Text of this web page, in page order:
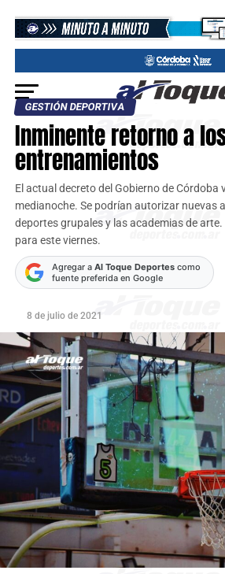
GESTIÓN DEPORTIVA
Inminente retorno a
entrenamientos
El actual decreto del Gobierno de Córdoba
medianoche. Se podrían autorizar nuevas
deportes grupales y las academias de arte.
para este viernes.
Agregar a Al Toque Deportescomo
fuente preferida en Google
8 de julio de 2021